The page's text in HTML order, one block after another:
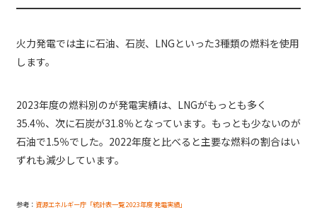
火力発電では主に石油、石炭、LNGといった3種類の燃料を使用
します。
2023年度の燃料別のが発電実績は、LNGがもっとも多く
35.4％、次に石炭が31.8％となっています。もっとも少ないのが
石油で1.5％でした。2022年度と比べると主要な燃料の割合はい
ずれも減少しています。
参考： 資源エネルギー庁「統計表一覧 2023年度 発電実績」